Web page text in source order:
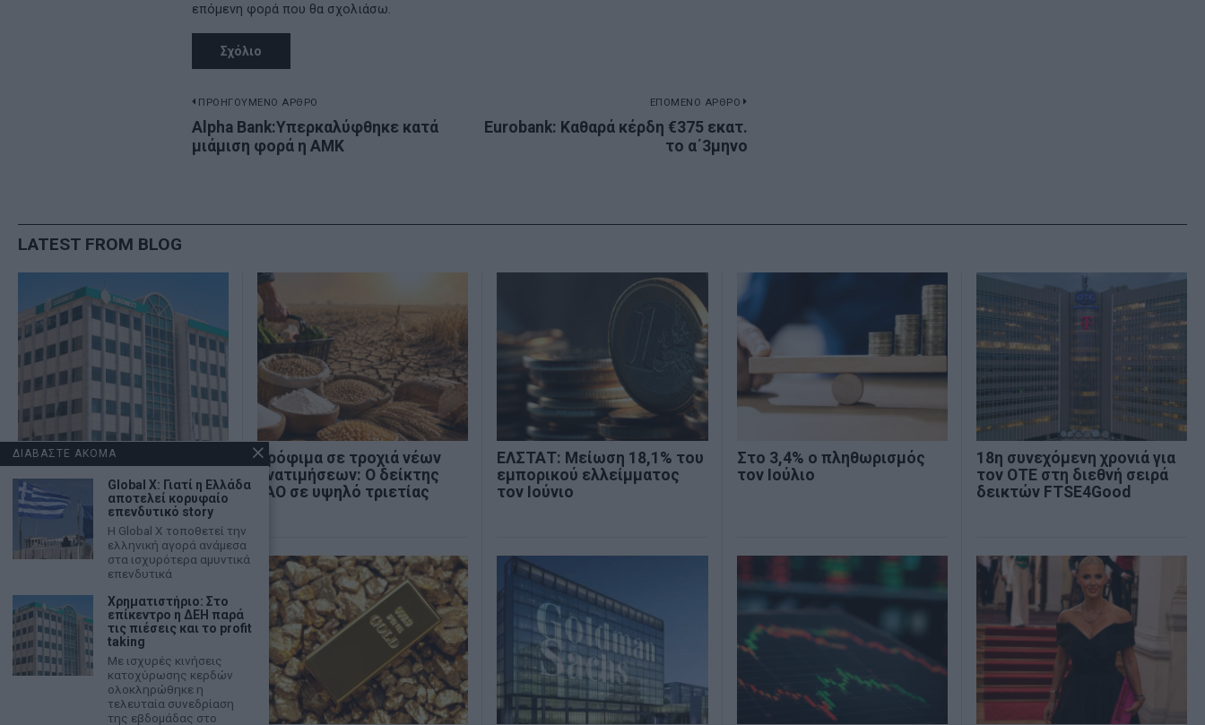
επόμενη φορά που θα σχολιάσω.
Πλοήγηση
άρθρων
ΠΡΟΗΓΟΥΜΕΝΟ ΑΡΘΡΟ
Previous
post:
Alpha Bank:Υπερκαλύφθηκε κατά
μιάμιση φορά η ΑΜΚ
ΕΠΟΜΕΝΟ ΑΡΘΡΟ
Next
post:
Eurobank: Καθαρά κέρδη €375 εκατ.
το α΄3μηνο
LATEST FROM BLOG
Χρηματιστήριο: Κλείσιμο
πάνω από τις 2.600
μονάδες και νέα θετική
εβδομάδα
Τρόφιμα σε τροχιά νέων
ανατιμήσεων: Ο δείκτης
FAO σε υψηλό τριετίας
ΕΛΣΤΑΤ: Μείωση 18,1% του
εμπορικού ελλείμματος
τον Ιούνιο
Στο 3,4% ο πληθωρισμός
τον Ιούλιο
18η συνεχόμενη χρονιά για
τον ΟΤΕ στη διεθνή σειρά
δεικτών FTSE4Good
ΔΙΑΒΑΣΤΕ ΑΚΟΜΑ
Global X: Γιατί η Ελλάδα
αποτελεί κορυφαίο
επενδυτικό story
Η Global X τοποθετεί την
ελληνική αγορά ανάμεσα
στα ισχυρότερα αμυντικά
επενδυτικά
Χρηματιστήριο: Στο
επίκεντρο η ΔΕΗ παρά
τις πιέσεις και το profit
taking
Με ισχυρές κινήσεις
κατοχύρωσης κερδών
ολοκληρώθηκε η
τελευταία συνεδρίαση
της εβδομάδας στο